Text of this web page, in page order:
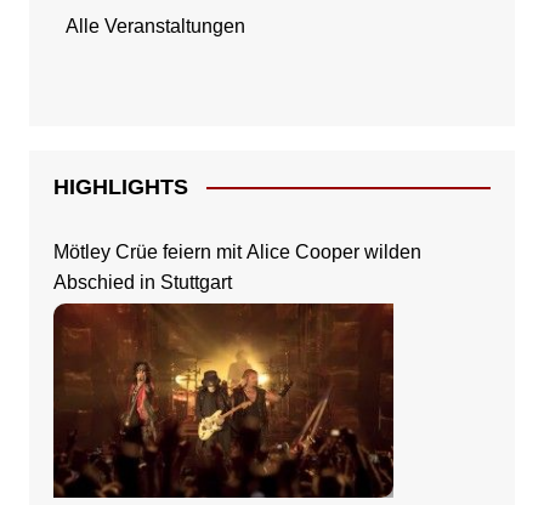
Alle Veranstaltungen
HIGHLIGHTS
Mötley Crüe feiern mit Alice Cooper wilden
Abschied in Stuttgart